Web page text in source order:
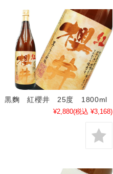
黒麴 紅櫻井 25度 1800ml
¥2,880(税込 ¥3,168)